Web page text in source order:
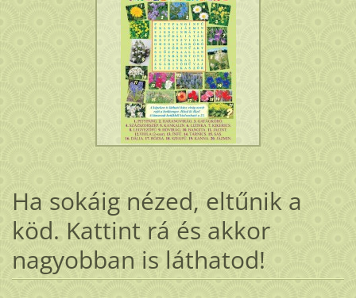
Ha sokáig nézed, eltűnik a
köd. Kattint rá és akkor
nagyobban is láthatod!